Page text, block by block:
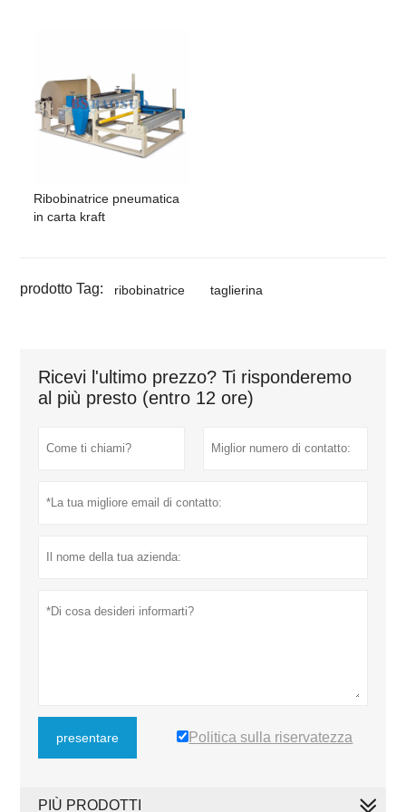
Ribobinatrice pneumatica
in carta kraft
prodotto Tag: ribobinatrice taglierina
Ricevi l'ultimo prezzo? Ti risponderemo
al più presto (entro 12 ore)
presentare Politica sulla riservatezza
PIÙ PRODOTTI